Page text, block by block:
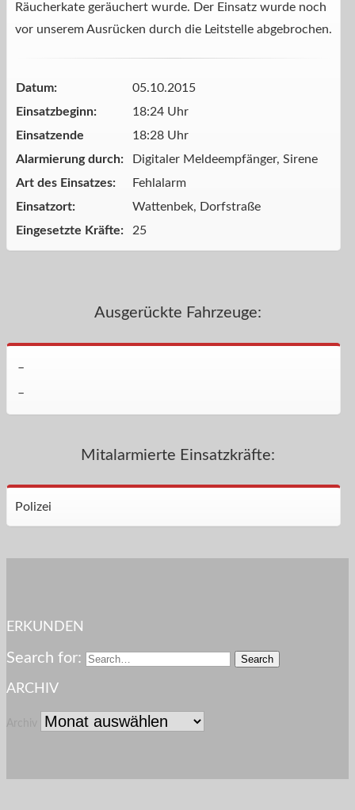
Räucherkate geräuchert wurde. Der Einsatz wurde noch
vor unserem Ausrücken durch die Leitstelle abgebrochen.
Datum:
05.10.2015
Einsatzbeginn:
18:24 Uhr
Einsatzende
18:28 Uhr
Alarmierung durch:
Digitaler Meldeempfänger, Sirene
Art des Einsatzes:
Fehlalarm
Einsatzort:
Wattenbek, Dorfstraße
Eingesetzte Kräfte:
25
Ausgerückte Fahrzeuge:
–
–
Mitalarmierte Einsatzkräfte:
Polizei
ERKUNDEN
Search for:
ARCHIV